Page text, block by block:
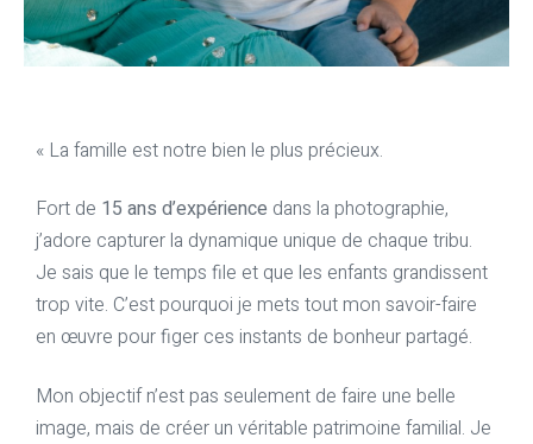
« La famille est notre bien le plus précieux.
Fort de 15 ans d’expérience dans la photographie,
j’adore capturer la dynamique unique de chaque tribu.
Je sais que le temps file et que les enfants grandissent
trop vite. C’est pourquoi je mets tout mon savoir-faire
en œuvre pour figer ces instants de bonheur partagé.
Mon objectif n’est pas seulement de faire une belle
image, mais de créer un véritable patrimoine familial. Je